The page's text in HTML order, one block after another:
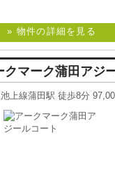
» 物件の詳細を見る
クマーク蒲田アジ
上線蒲田駅 徒歩8分